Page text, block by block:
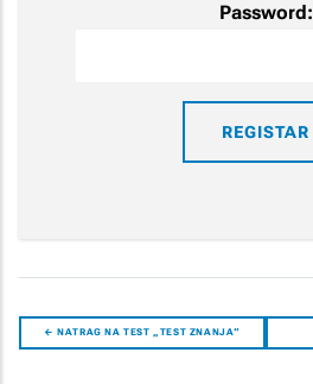
Password:
← NATRAG NA TEST „TEST ZNANJA“